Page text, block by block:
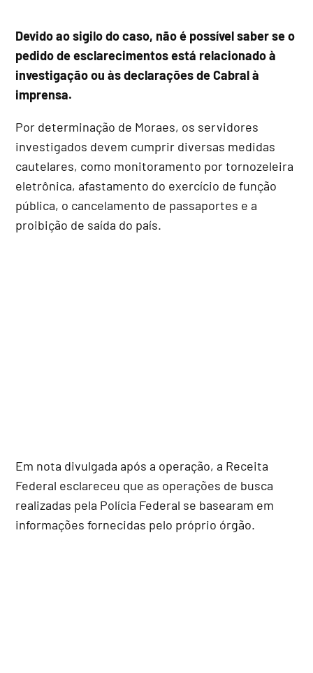
Devido ao sigilo do caso, não é possível saber se o
pedido de esclarecimentos está relacionado à
investigação ou às declarações de Cabral à
imprensa.
Por determinação de Moraes, os servidores
investigados devem cumprir diversas medidas
cautelares, como monitoramento por tornozeleira
eletrônica, afastamento do exercício de função
pública, o cancelamento de passaportes e a
proibição de saída do país.
Em nota divulgada após a operação, a Receita
Federal esclareceu que as operações de busca
realizadas pela Polícia Federal se basearam em
informações fornecidas pelo próprio órgão.